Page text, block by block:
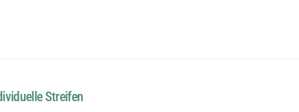
Streifen